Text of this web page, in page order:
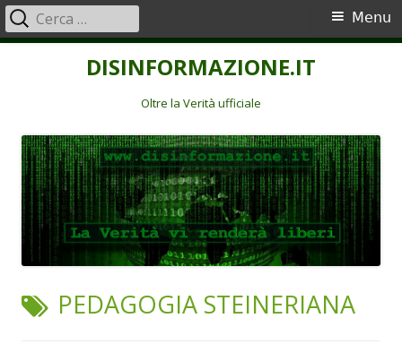
DISINFORMAZIONE.IT
Oltre la Verità ufficiale
Menu
principale
Menu
Ricerca
per:
TAG:
PEDAGOGIA STEINERIANA